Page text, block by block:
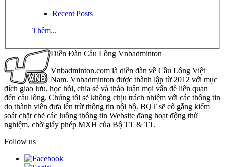
Recent Posts
Thêm...
Diễn Đàn Cầu Lông Vnbadminton
Vnbadminton.com là diễn đàn về Cầu Lông Việt
Nam. Vnbadminton được thành lập từ 2012 với mục
đích giao lưu, học hỏi, chia sẻ và thảo luận mọi vấn đề liên quan
đến cầu lông. Chúng tôi sẽ không chịu trách nhiệm với các thông tin
do thành viên đưa lên trừ thông tin nội bộ. BQT sẽ cố gắng kiểm
soát chặt chẽ các luồng thông tin Website đang hoạt động thử
nghiệm, chờ giấy phép MXH của Bộ TT & TT.
Follow us